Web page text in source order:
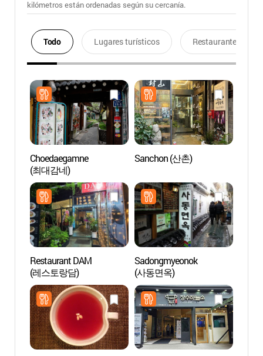
kilómetros están ordenadas según su cercanía.
Todo Lugares turísticos Restaurantes
Choedaegamne
(최대감네)
Sanchon (산촌)
Restaurant DAM
(레스토랑담)
Sadongmyeonok
(사동면옥)